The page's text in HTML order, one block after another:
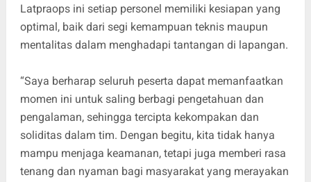
Latpraops ini setiap personel memiliki kesiapan yang
optimal, baik dari segi kemampuan teknis maupun
mentalitas dalam menghadapi tantangan di lapangan.
“Saya berharap seluruh peserta dapat memanfaatkan
momen ini untuk saling berbagi pengetahuan dan
pengalaman, sehingga tercipta kekompakan dan
soliditas dalam tim. Dengan begitu, kita tidak hanya
mampu menjaga keamanan, tetapi juga memberi rasa
tenang dan nyaman bagi masyarakat yang merayakan